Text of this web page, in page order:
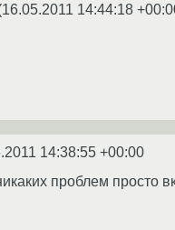
16.05.2011 14:44:18
14:38:55 +00:00
проблем просто